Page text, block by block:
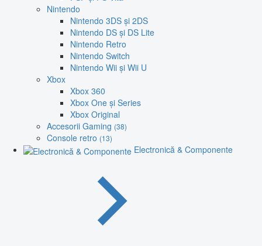
Nintendo
Nintendo 3DS și 2DS
Nintendo DS și DS Lite
Nintendo Retro
Nintendo Switch
Nintendo Wii și Wii U
Xbox
Xbox 360
Xbox One și Series
Xbox Original
Accesorii Gaming (38)
Console retro (13)
Electronică & Componente